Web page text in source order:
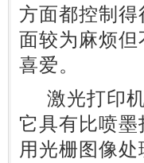
方面都控制
面较为麻烦
喜爱。
激光打印机
它具有比喷
用光栅图像